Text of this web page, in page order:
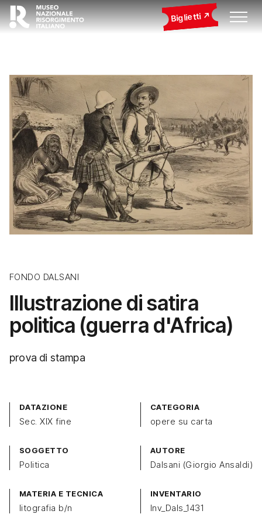
Biglietti
FONDO DALSANI
Illustrazione di satira
politica (guerra d'Africa)
prova di stampa
DATAZIONE
Sec. XIX fine
CATEGORIA
opere su carta
SOGGETTO
Politica
AUTORE
Dalsani (Giorgio Ansaldi)
MATERIA E TECNICA
litografia b/n
INVENTARIO
Inv_Dals_1431